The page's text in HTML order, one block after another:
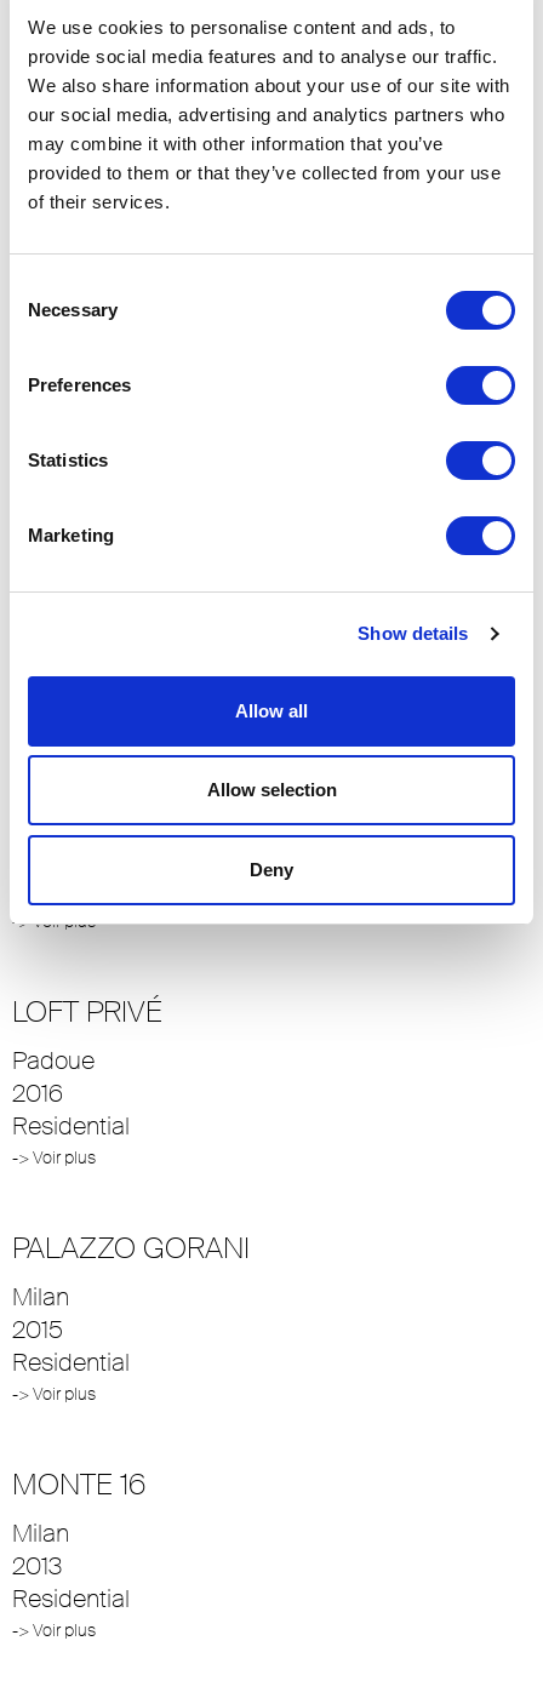
We use cookies to personalise content and ads, to
provide social media features and to analyse our traffic.
We also share information about your use of our site with
our social media, advertising and analytics partners who
may combine it with other information that you’ve
provided to them or that they’ve collected from your use
of their services.
Selection
Necessary
Preferences
Statistics
Marketing
Show details
Allow all
Allow selection
Deny
ROYAL PAVILION
Shanghai
2018
Residential
-> Voir plus
RÉSIDENCE PRIVÉE
2014
-> Voir plus
VANKE – METROPOLIS
Pékin
-> Voir plus
VILLA SOLITAIRE
Palma de Majorque
-> Voir plus
LOFT PRIVÉ
Padoue
2016
Residential
-> Voir plus
PALAZZO GORANI
Milan
2015
Residential
-> Voir plus
MONTE 16
Milan
2013
Residential
-> Voir plus